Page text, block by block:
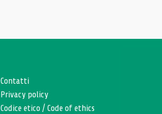
Contatti
Privacy policy
Codice etico /Code of ethics